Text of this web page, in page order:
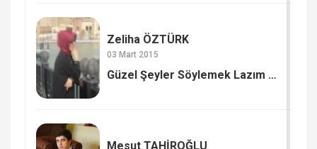
Zeliha ÖZTÜRK
03 Mart 2015
Güzel Şeyler Söylemek Lazım …
Mesut TAHİROĞLU